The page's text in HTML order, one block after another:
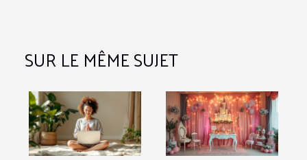
SUR LE MÊME SUJET